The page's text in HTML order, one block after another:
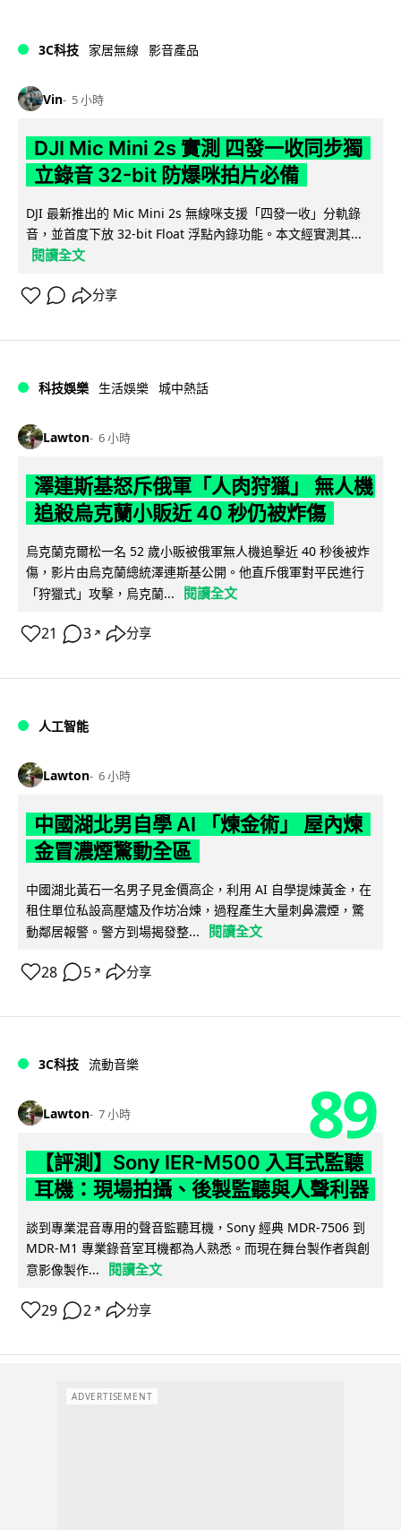
3C科技 家居無線 影音產品
Vin 5 小時
DJI Mic Mini 2s 實測 四發一收同步獨
立錄音 32-bit 防爆咪拍片必備
DJI 最新推出的 Mic Mini 2s 無線咪支援「四發一收」分軌錄
音，並首度下放 32-bit Float 浮點內錄功能。本文經實測其...
閱讀全文
分享
科技娛樂 生活娛樂 城中熱話
Lawton 6 小時
澤連斯基怒斥俄軍「人肉狩獵」 無人機
追殺烏克蘭小販近 40 秒仍被炸傷
烏克蘭克爾松一名 52 歲小販被俄軍無人機追擊近 40 秒後被炸
傷，影片由烏克蘭總統澤連斯基公開。他直斥俄軍對平民進行
「狩獵式」攻擊，烏克蘭...
閱讀全文
21 3 ↗ 分享
人工智能
Lawton 6 小時
中國湖北男自學 AI 「煉金術」 屋內煉
金冒濃煙驚動全區
中國湖北黃石一名男子見金價高企，利用 AI 自學提煉黃金，在
租住單位私設高壓爐及作坊冶煉，過程產生大量刺鼻濃煙，驚
動鄰居報警。警方到場揭發整...
閱讀全文
28 5 ↗ 分享
3C科技 流動音樂
Lawton 7 小時 89
【評測】Sony IER-M500 入耳式監聽
耳機：現場拍攝、後製監聽與人聲利器
談到專業混音專用的聲音監聽耳機，Sony 經典 MDR-7506 到
MDR-M1 專業錄音室耳機都為人熟悉。而現在舞台製作者與創
意影像製作...
閱讀全文
29 2 ↗ 分享
ADVERTISEMENT